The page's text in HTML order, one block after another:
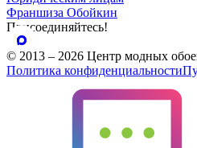
Франшиза Обойкин
Присоединяйтесь!
© 2013 – 2026 Центр модных
Политика конфиденциальности